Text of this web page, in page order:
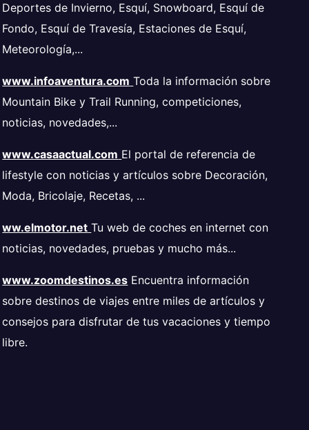
Deportes de Invierno, Esquí, Snowboard, Esquí de
Fondo, Esquí de Travesía, Estaciones de Esquí,
Meteorología,...
www.infoaventura.com Toda la información sobre
Mountain Bike y Trail Running, competiciones,
noticias, novedades,...
www.casaactual.com El portal de referencia de
lifestyle con noticias y artículos sobre Decoración,
Moda, Bricolaje, Recetas, ...
ww.elmotor.net Tu web de coches en internet con
noticias, novedades, pruebas y mucho más...
www.zoomdestinos.es Encuentra información
sobre destinos de viajes entre miles de artículos y
consejos para disfrutar de tus vacaciones y tiempo
libre.